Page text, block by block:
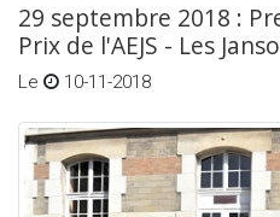
29 septembre 2018 :
Prix de l'AEJS - Les
Le 10-11-2018